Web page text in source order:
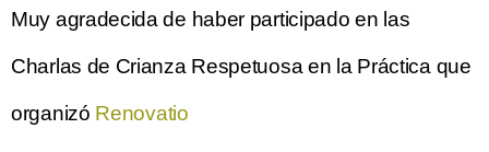
Muy agradecida de haber participado en las
Charlas de Crianza Respetuosa en la Práctica que
organizó Renovatio